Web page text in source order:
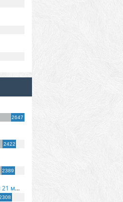
2647
2422
2389
Поздравляю с днём поэзии 21 марта!